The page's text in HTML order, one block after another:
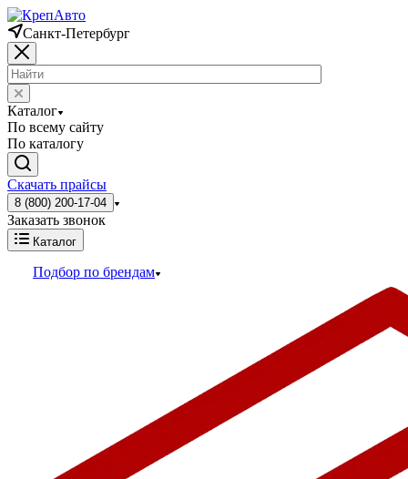
Санкт-Петербург
Каталог
По всему сайту
По каталогу
Скачать прайсы
8 (800) 200-17-04
Заказать звонок
Каталог
Подбор по брендам